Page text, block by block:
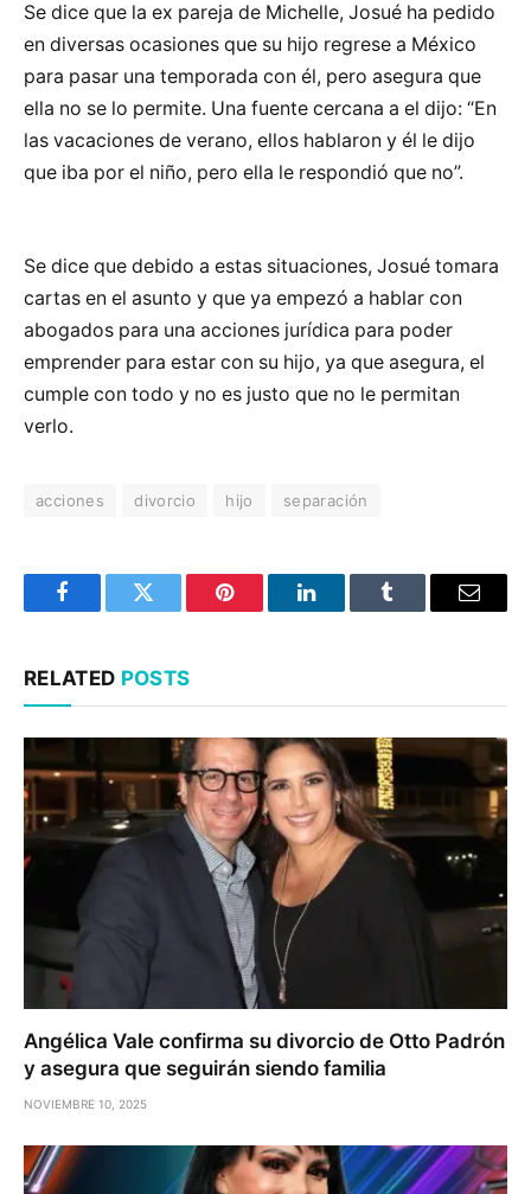
Se dice que la ex pareja de Michelle, Josué ha pedido
en diversas ocasiones que su hijo regrese a México
para pasar una temporada con él, pero asegura que
ella no se lo permite. Una fuente cercana a el dijo: “En
las vacaciones de verano, ellos hablaron y él le dijo
que iba por el niño, pero ella le respondió que no”.
Se dice que debido a estas situaciones, Josué tomara
cartas en el asunto y que ya empezó a hablar con
abogados para una acciones jurídica para poder
emprender para estar con su hijo, ya que asegura, el
cumple con todo y no es justo que no le permitan
verlo.
acciones divorcio hijo separación
FacebookTwitter Pinterest LinkedInTumblr Email
RELATED POSTS
Angélica Vale confirma su divorcio de Otto Padrón
y asegura que seguirán siendo familia
NOVIEMBRE 10, 2025